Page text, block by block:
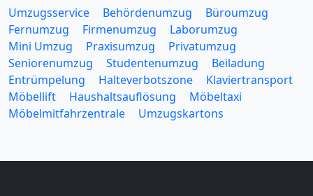
Umzugsservice Behördenumzug
Büroumzug
Fernumzug
Firmenumzug
Laborumzug
Mini Umzug
Praxisumzug
Privatumzug
Seniorenumzug
Studentenumzug
Beiladung
Entrümpelung
Halteverbotszone
Klaviertransport
Möbellift
Haushaltsauflösung
Möbeltaxi
Möbelmitfahrzentrale
Umzugskartons